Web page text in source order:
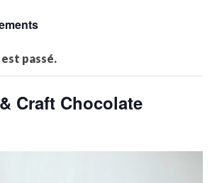
passé.
Craft Chocolate